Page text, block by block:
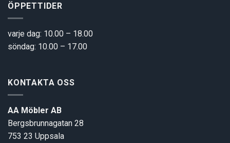
ÖPPETTIDER
varje dag: 10.00 – 18.00
söndag: 10.00 – 17.00
KONTAKTA OSS
AA Möbler AB
Bergsbrunnagatan 28
753 23 Uppsala